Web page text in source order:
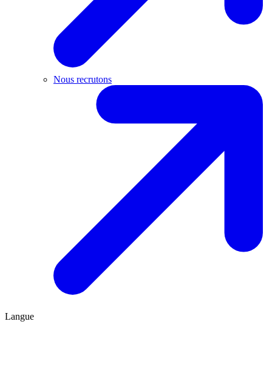
Nous recrutons
Langue